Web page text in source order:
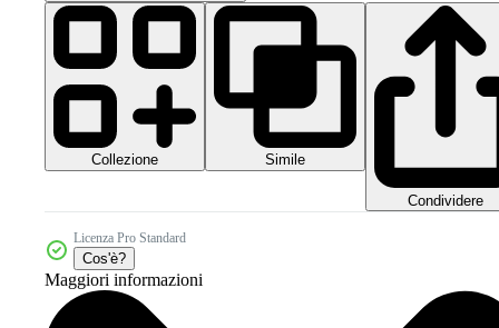
Collezione Simile
Condividere
Licenza Pro Standard
Cos'è?
Maggiori informazioni